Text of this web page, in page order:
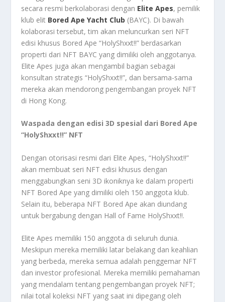
secara resmi berkolaborasi dengan Elite Apes, pemilik
klub elit Bored Ape Yacht Club (BAYC). Di bawah
kolaborasi tersebut, tim akan meluncurkan seri NFT
edisi khusus Bored Ape “HolyShxxt!!” berdasarkan
properti dari NFT BAYC yang dimiliki oleh anggotanya.
Elite Apes juga akan mengambil bagian sebagai
konsultan strategis “HolyShxxt!!”, dan bersama-sama
mereka akan mendorong pengembangan proyek NFT
di Hong Kong.
Waspada dengan edisi 3D spesial dari Bored Ape
“HolyShxxt!!” NFT
Dengan otorisasi resmi dari Elite Apes, “HolyShxxt!!”
akan membuat seri NFT edisi khusus dengan
menggabungkan seni 3D ikoniknya ke dalam properti
NFT Bored Ape yang dimiliki oleh 150 anggota klub.
Selain itu, beberapa NFT Bored Ape akan diundang
untuk bergabung dengan Hall of Fame HolyShxxt!!.
Elite Apes memiliki 150 anggota di seluruh dunia.
Meskipun mereka memiliki latar belakang dan keahlian
yang berbeda, mereka semua adalah penggemar NFT
dan investor profesional. Mereka memiliki pemahaman
yang mendalam tentang pengembangan proyek NFT;
nilai total koleksi NFT yang saat ini dipegang oleh